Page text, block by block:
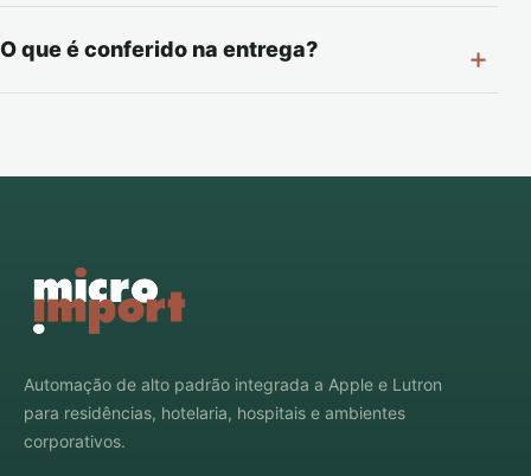
O que é conferido na entrega?
Automação de alto padrão integrada a Apple e Lutron
para residências, hotelaria, hospitais e ambientes
corporativos.